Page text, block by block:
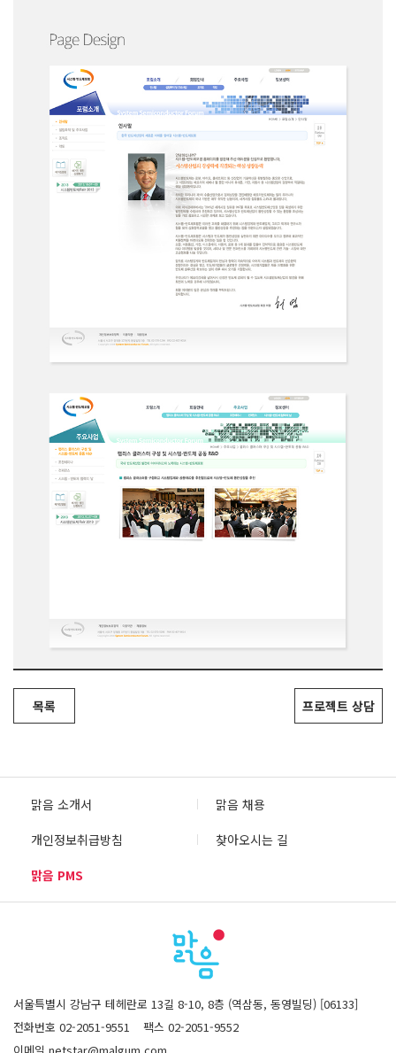
목록 프로젝트 상담
맑음 소개서
맑음 채용
개인정보취급방침
찾아오시는 길
맑음 PMS
서울특별시 강남구 테헤란로 13길 8-10, 8층 (역삼동, 동영빌딩) [06133]
전화번호 02-2051-9551
팩스 02-2051-9552